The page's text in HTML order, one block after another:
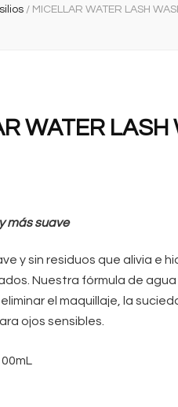
/ MICELLAR WATER LASH
WATER LASH
más suave
y sin residuos que alivia e
Nuestra fórmula de
el maquillaje, la
ojos sensibles.